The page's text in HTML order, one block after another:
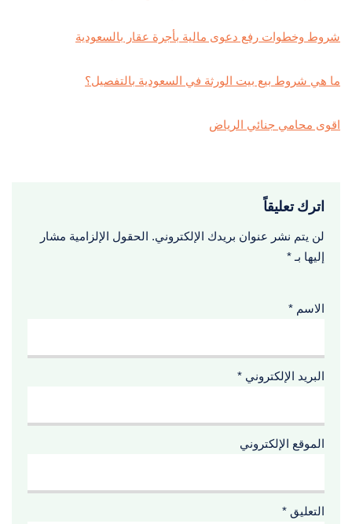
شروط وخطوات رفع دعوى مالية بأجرة عقار بالسعودية
ما هي شروط بيع بيت الورثة في السعودية بالتفصيل؟
اقوى محامي جنائي الرياض
اترك تعليقاً
لن يتم نشر عنوان بريدك الإلكتروني. الحقول الإلزامية مشار
إليها بـ *
الاسم *
البريد الإلكتروني *
الموقع الإلكتروني
التعليق *